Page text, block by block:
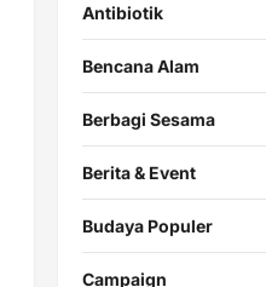
Antibiotik
Bencana Alam
Berbagi Sesama
Berita & Event
Budaya Populer
Campaign